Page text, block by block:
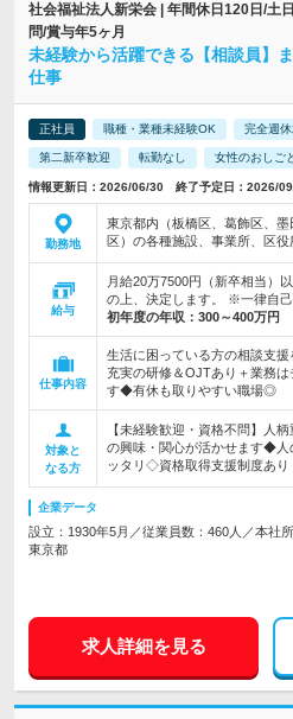
社会福祉法人新栄会 | 年間休日120日/土
問/賞与年5ヶ月
未経験から活躍できる【相談員】
仕事
正社員 職種・業種未経験OK 完全週休
第二新卒歓迎 転勤なし 女性のおしご
情報更新日：2026/06/30 終了予定日：2026/
勤務地
東京都内（板橋区、葛飾区、墨
区）の各種施設、事業所、区
給与
月給20万7500円（新卒相当）
の上、決定します。 ※一律自
初年度の年収： 300～400万円
仕事内容
生活に困っている方の相談支
充実の研修＆OJTあり＋業務
す◆有休も取りやすい職場◎
対象と
なる方
【未経験歓迎・資格不問】人
の興味・関心が活かせます◆人
ッタリ◇資格取得支援制度あり
企業データ
設立：1930年5月／従業員数：460人／本社所
東京都
求人詳細を見る